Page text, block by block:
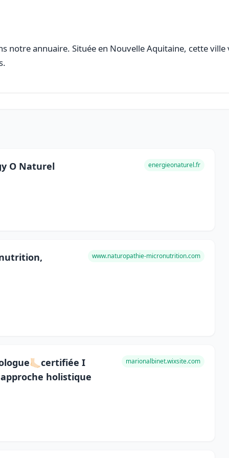
notre annuaire. Située en Nouvelle Aquitaine, cette
O Naturel energieonaturel.fr
www.naturopathie-micronutrition.com
I
holistique
marionalbinet.wixsite.com